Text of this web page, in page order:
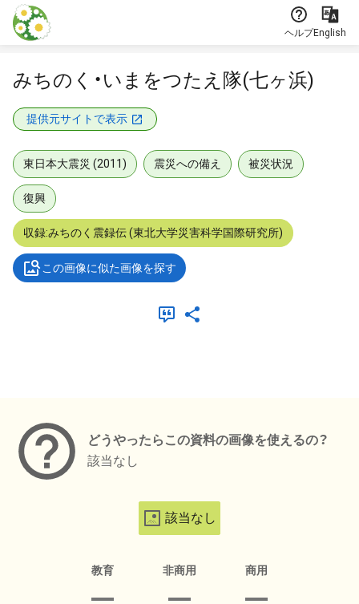
本文に飛ぶ
ヘルプEnglish
みちのく・いまをつたえ隊(七ヶ浜)
提供元サイトで表示
東日本大震災 (2011) 震災への備え 被災状況
復興
収録:みちのく震録伝 (東北大学災害科学国際研究所)
この画像に似た画像を探す
どうやったらこの資料の画像を使えるの？
該当なし
該当なし
教育 非商用 商用